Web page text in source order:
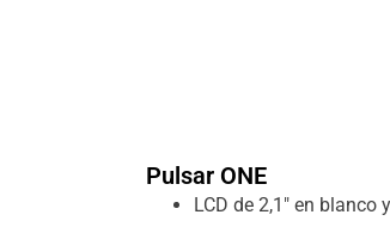
Pulsar ONE
LCD de 2,1″ en